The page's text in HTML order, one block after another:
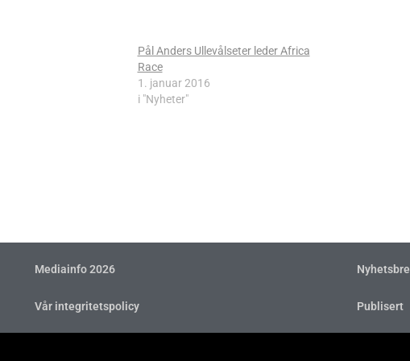
Pål Anders Ullevålseter leder Africa
Race
1. januar 2016
i "Nyheter"
Mediainfo 2026
Vår integritetspolicy Publisert